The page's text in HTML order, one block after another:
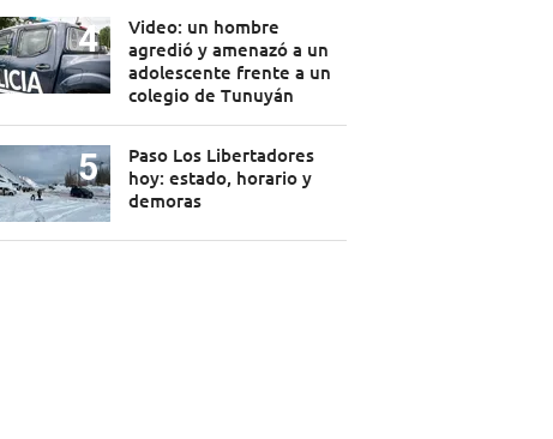
Video: un hombre
agredió y amenazó a un
adolescente frente a un
colegio de Tunuyán
Paso Los Libertadores
hoy: estado, horario y
demoras